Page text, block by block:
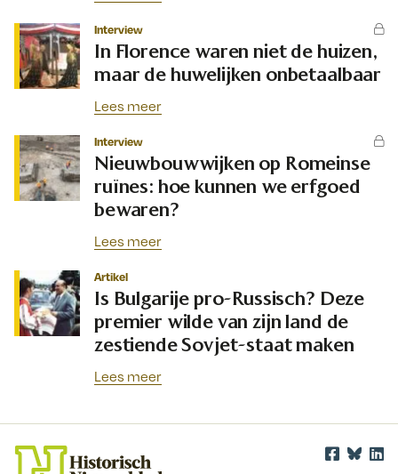
Interview
In Florence waren niet de huizen,
maar de huwelijken onbetaalbaar
Lees meer
Interview
Nieuwbouwwijken op Romeinse
ruïnes: hoe kunnen we erfgoed
bewaren?
Lees meer
Artikel
Is Bulgarije pro-Russisch? Deze
premier wilde van zijn land de
zestiende Sovjet-staat maken
Lees meer